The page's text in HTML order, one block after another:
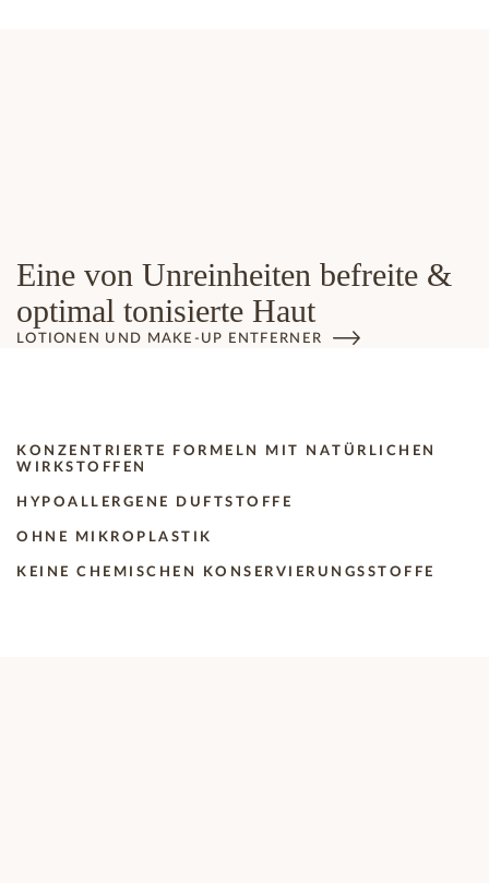
Eine von Unreinheiten befreite &
optimal tonisierte Haut
LOTIONEN UND MAKE-UP ENTFERNER
KONZENTRIERTE FORMELN MIT NATÜRLICHEN
WIRKSTOFFEN
HYPOALLERGENE DUFTSTOFFE
OHNE MIKROPLASTIK
KEINE CHEMISCHEN KONSERVIERUNGSSTOFFE